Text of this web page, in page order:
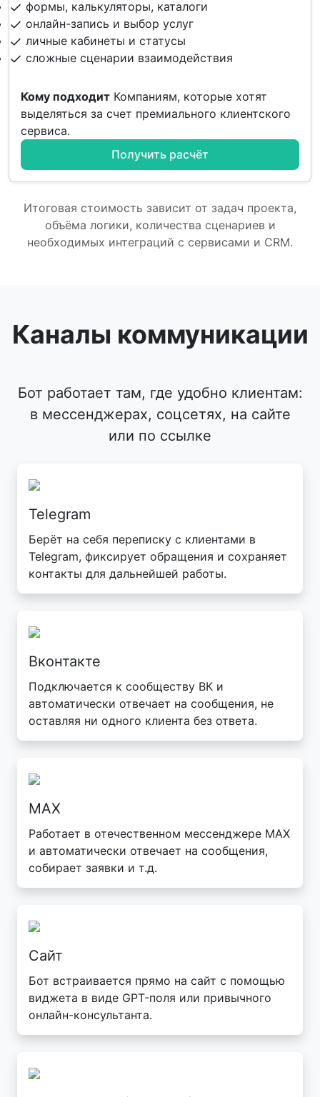
формы, калькуляторы, каталоги
онлайн-запись и выбор услуг
личные кабинеты и статусы
сложные сценарии взаимодействия
Кому подходит Компаниям, которые хотят
выделяться за счет премиального клиентского
сервиса.
Получить расчёт
Итоговая стоимость зависит от задач проекта,
объёма логики, количества сценариев и
необходимых интеграций с сервисами и CRM.
Каналы коммуникации
Бот работает там, где удобно клиентам:
в мессенджерах, соцсетях, на сайте
или по ссылке
Telegram
Берёт на себя переписку с клиентами в
Telegram, фиксирует обращения и сохраняет
контакты для дальнейшей работы.
Вконтакте
Подключается к сообществу ВК и
автоматически отвечает на сообщения, не
оставляя ни одного клиента без ответа.
MAX
Работает в отечественном мессенджере MAX
и автоматически отвечает на сообщения,
собирает заявки и т.д.
Сайт
Бот встраивается прямо на сайт с помощью
виджета в виде GPT-поля или привычного
онлайн-консультанта.